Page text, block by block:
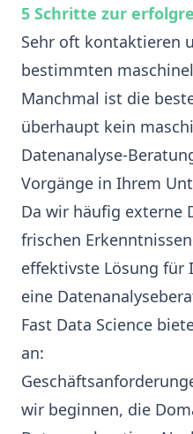
5 Schritte zur
Sehr oft kontaktieren
bestimmten
Manchmal ist die
überhaupt kein
Datenanalyse-
Vorgänge in Ihrem
Da wir häufig externe
frischen
effektivste Lösung für
eine
Fast Data Science
an:
wir beginnen, die